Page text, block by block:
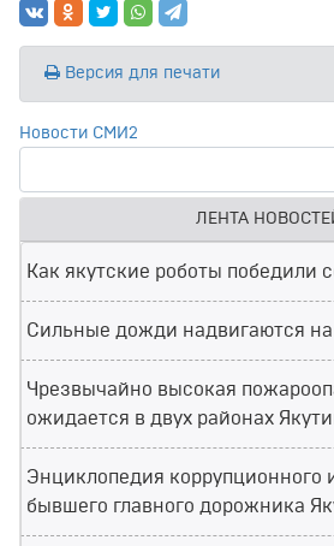
Версия для печати
Новости СМИ2
ЛЕНТА
Как якутские роботы победили
Сильные дожди надвигаются
Чрезвычайно высокая
ожидается в двух районах
Энциклопедия коррупционного
бывшего главного дорожника